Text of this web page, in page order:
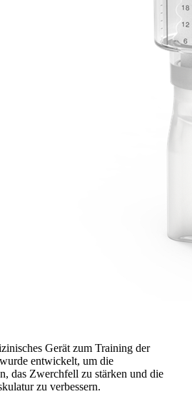
Gerät zum Training der
entwickelt, um die
das Zwerchfell zu stärken und die
zu verbessern.